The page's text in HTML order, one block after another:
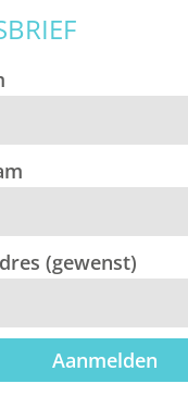
(gewenst)
Aanmelden